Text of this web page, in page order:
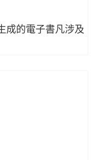
成的電子書凡涉及